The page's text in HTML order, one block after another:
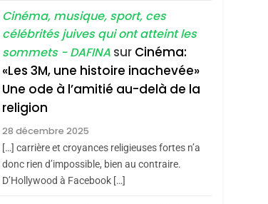
Accords D’Isaac:
L’alliance Pourrait
S’étendre À 13 Pays
D’Amérique Latine
ISRAÉL JUDAISME
5
Meurtrière Selon Le
Rapport D’ADL
Contre
L’antisémitisme
FRANCE ISRAÉL
FIÈRE, DIGNE ET
Cinéma, musique, sport, ces
célébrités juives qui ont atteint les
sommets - DAFINA sur Cinéma:
«Les 3M, une histoire inachevée»
Une ode à l’amitié au-delà de la
religion
28 décembre 2025
[…] carrière et croyances religieuses fortes n’a
donc rien d’impossible, bien au contraire.
D’Hollywood à Facebook […]